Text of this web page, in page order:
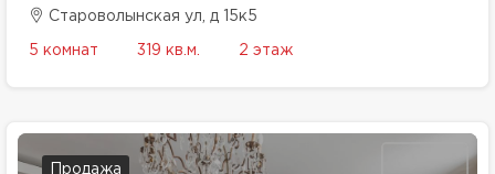
Староволынская ул, д 15к5
5 комнат 319 кв.м. 2 этаж
Продажа